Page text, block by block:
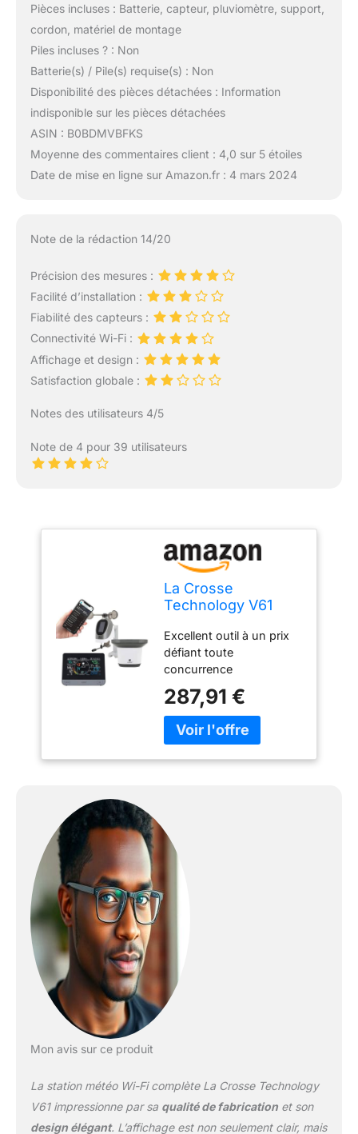
Pièces incluses : Batterie, capteur, pluviomètre, support,
cordon, matériel de montage
Piles incluses ? : Non
Batterie(s) / Pile(s) requise(s) : Non
Disponibilité des pièces détachées : Information
indisponible sur les pièces détachées
ASIN : B0BDMVBFKS
Moyenne des commentaires client : 4,0 sur 5 étoiles
Date de mise en ligne sur Amazon.fr : 4 mars 2024
Note de la rédaction 14/20
Précision des mesures :
Facilité d’installation :
Fiabilité des capteurs :
Connectivité Wi-Fi :
Affichage et design :
Satisfaction globale :
Notes des utilisateurs 4/5
Note de 4 pour 39 utilisateurs
La Crosse
Technology V61
complète de
surveillance à
distance pour
intérieur/extérieur,
température et
humidité, données
de chute de pluie,
baromètre, noir
Excellent outil à un prix
défiant toute
concurrence
287,91 €
Mon avis sur ce produit
La station météo Wi-Fi complète La Crosse Technology
V61 impressionne par sa qualité de fabricationet son
design élégant. L’affichage est non seulement clair, mais